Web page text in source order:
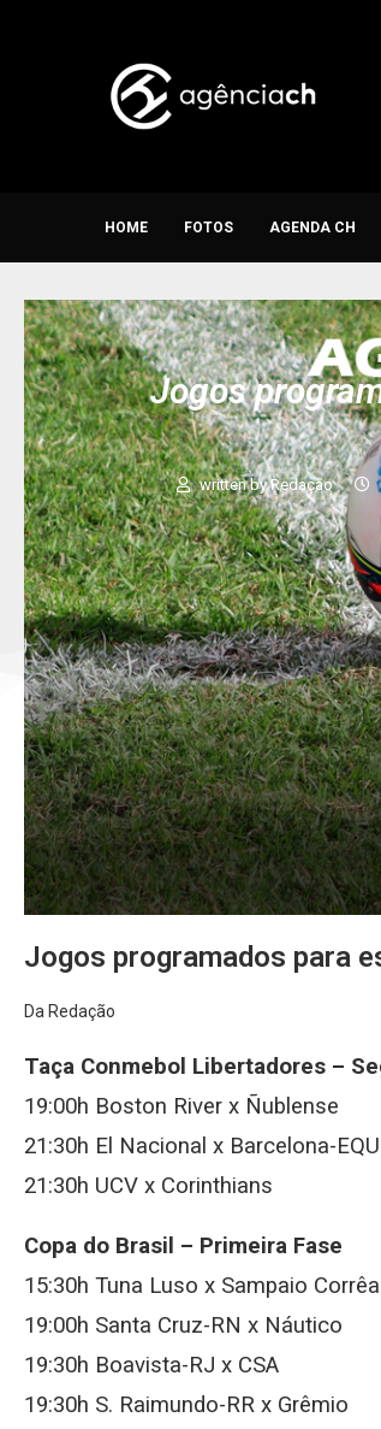
HOME FOTOS AGENDA CH
Jogos
written byRedação
Jogos programados para
Da Redação
Taça Conmebol Libertadores –
19:00h Boston River x Ñublense
21:30h El Nacional x Barcelona-EQU
21:30h UCV x Corinthians
Copa do Brasil – Primeira Fase
15:30h Tuna Luso x Sampaio Corrêa
19:00h Santa Cruz-RN x Náutico
19:30h Boavista-RJ x CSA
19:30h S. Raimundo-RR x Grêmio